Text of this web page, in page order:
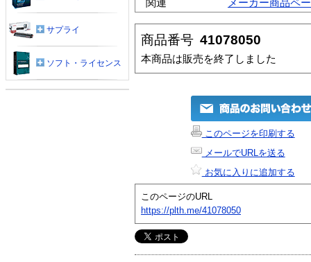
関連
メーカー商品ペ
商品番号 41078050
本商品は販売を終了しました
このページを印刷する
メールでURLを送る
お気に入りに追加する
このページのURL
https://plth.me/41078050
サプライ
ソフト・ライセンス